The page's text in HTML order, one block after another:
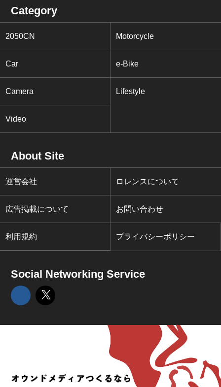
Category
2050CN Motorcycle
Car e-Bike
Camera Lifestyle
Video
About Site
運営会社 ロレンスについて
広告掲載について お問い合わせ
利用規約 プライバシーポリシー
Social Networking Service